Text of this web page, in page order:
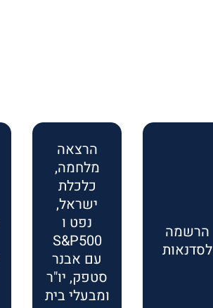
הרשמה
לסדנאות
הרצאה
מלחמה,
כלכלת
ישראל,
נפט ו
S&P500
עם אבנר
סטפק, יו"ר
ומבעלי בית